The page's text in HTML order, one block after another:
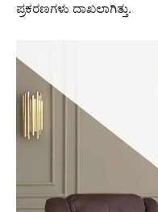
ಪ್ರಕರಣಗಳು ದಾಖಲಾಗಿತ್ತು.